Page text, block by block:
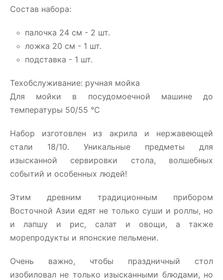
Состав набора:
палочка 24 см - 2 шт.
ложка 20 см - 1 шт.
подставка - 1 шт.
Техобслуживание: ручная мойка
Для мойки в посудомоечной машине до
температуры 50/55 °C
Набор изготовлен из акрила и нержавеющей
стали 18/10. Уникальные предметы для
изысканной сервировки стола, волшебных
событий и особенных людей!
Этим древним традиционным прибором
Восточной Азии едят не только суши и роллы, но
и лапшу и рис, салат и овощи, а также
морепродукты и японские пельмени.
Очень важно, чтобы праздничный стол
изобиловал не только изысканными блюдами, но